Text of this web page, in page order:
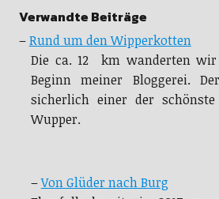
Verwandte Beiträge
–Rund um den Wipperkotten
Die ca. 12 km wanderten wir
Beginn meiner Bloggerei.
sicherlich einer der
Wupper.
–Von Glüder nach Burg